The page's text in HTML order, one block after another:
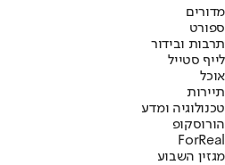
מדורים
ספורט
תרבות ובידור
לייף סטייל
אוכל
תיירות
טכנולוגיה ומדע
הורוסקופ
ForReal
מגזין השבוע